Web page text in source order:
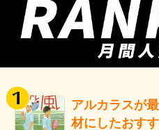
アルカラスが
材にしたおす